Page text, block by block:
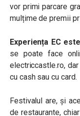
vor primi parcare
mulțime de premii
Experiența EC
se poate face
electriccastle.ro,
cu cash sau cu card.
Festivalul are, și
de restaurante,